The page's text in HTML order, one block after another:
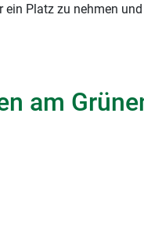
ein Platz zu nehmen
am